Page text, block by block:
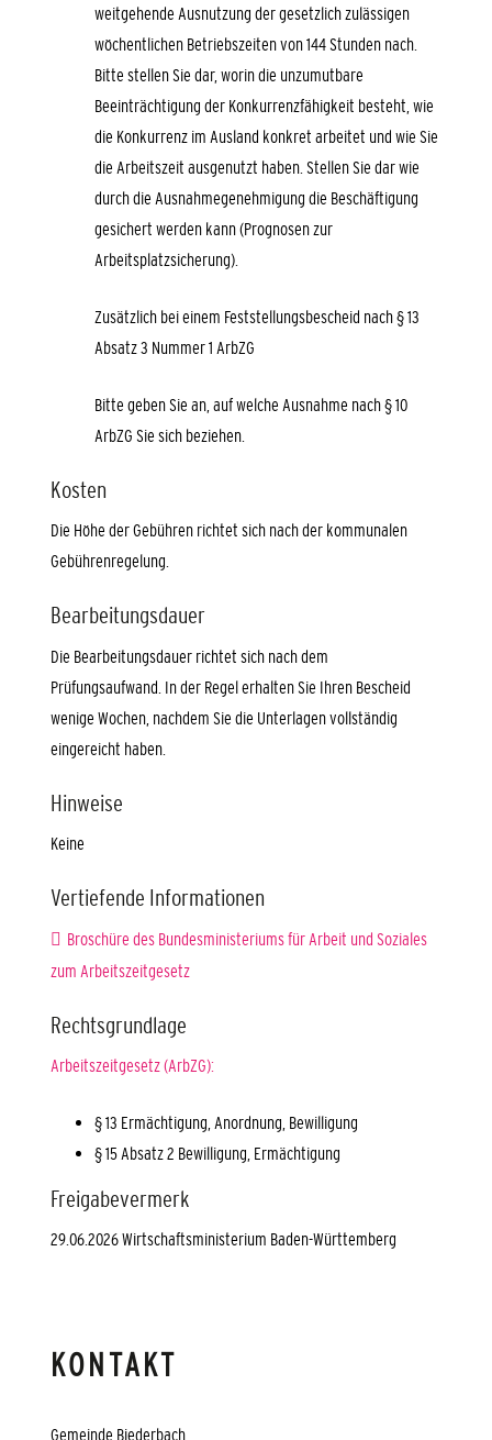
weitgehende Ausnutzung der gesetzlich zulässigen
wöchentlichen Betriebszeiten von 144 Stunden nach.
Bitte stellen Sie dar, worin die unzumutbare
Beeinträchtigung der Konkurrenzfähigkeit besteht, wie
die Konkurrenz im Ausland konkret arbeitet und wie Sie
die Arbeitszeit ausgenutzt haben. Stellen Sie dar wie
durch die Ausnahmegenehmigung die Beschäftigung
gesichert werden kann (Prognosen zur
Arbeitsplatzsicherung).
Zusätzlich bei einem Feststellungsbescheid nach § 13
Absatz 3 Nummer 1 ArbZG
Bitte geben Sie an, auf welche Ausnahme nach § 10
ArbZG Sie sich beziehen.
Kosten
Die Höhe der Gebühren richtet sich nach der kommunalen
Gebührenregelung.
Bearbeitungsdauer
Die Bearbeitungsdauer richtet sich nach dem
Prüfungsaufwand. In der Regel erhalten Sie Ihren Bescheid
wenige Wochen, nachdem Sie die Unterlagen vollständig
eingereicht haben.
Hinweise
Keine
Vertiefende Informationen
Broschüre des Bundesministeriums für Arbeit und Soziales
zum Arbeitszeitgesetz
Rechtsgrundlage
Arbeitszeitgesetz (ArbZG):
§ 13 Ermächtigung, Anordnung, Bewilligung
§ 15 Absatz 2 Bewilligung, Ermächtigung
Freigabevermerk
29.06.2026Wirtschaftsministerium Baden-Württemberg
KONTAKT
Gemeinde Biederbach